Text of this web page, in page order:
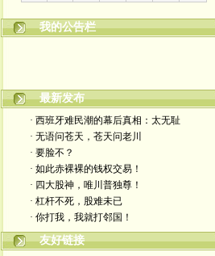
我的公告栏
嬉笑怒骂皆文章，酸甜苦辣铸人生
最新发布
· 西班牙难民潮的幕后真相：太无耻
· 无语问苍天，苍天问老川
· 要脸不？
· 如此赤裸裸的钱权交易！
· 四大股神，唯川普独尊！
· 杠杆不死，股难未已
· 你打我，我就打邻国！
友好链接